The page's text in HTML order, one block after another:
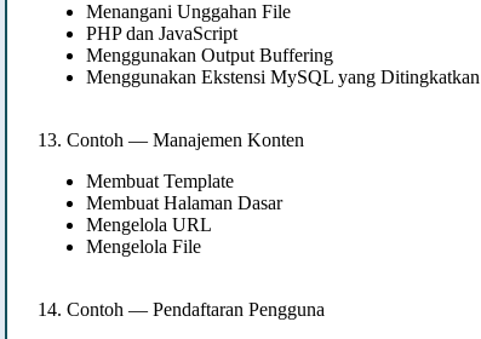
Menangani Unggahan File
PHP dan JavaScript
Menggunakan Output Buffering
Menggunakan Ekstensi MySQL yang Ditingkatkan
13. Contoh — Manajemen Konten
Membuat Template
Membuat Halaman Dasar
Mengelola URL
Mengelola File
14. Contoh — Pendaftaran Pengguna